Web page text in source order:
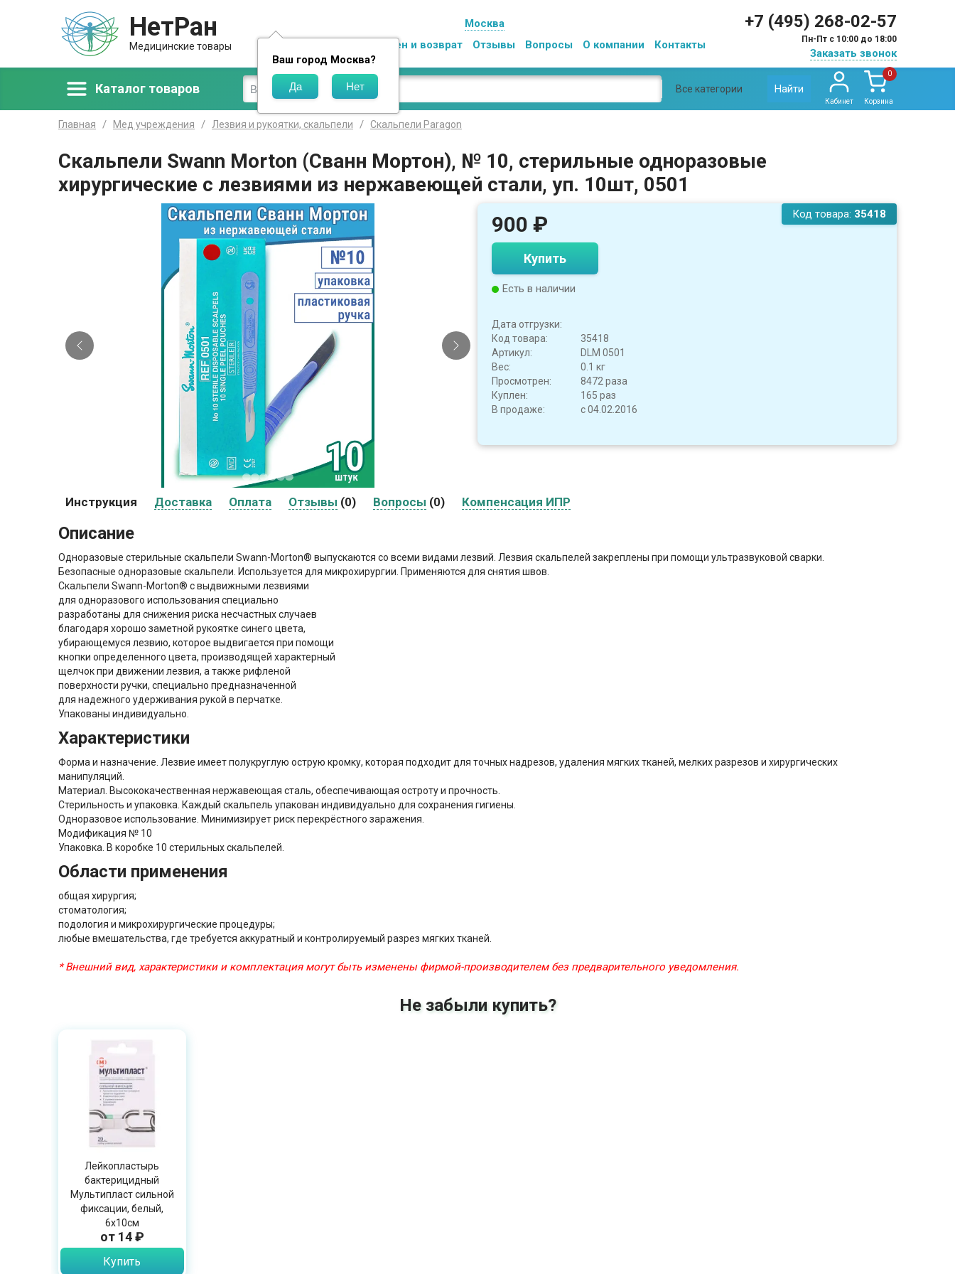
НетРан
Медицинские товары
Москва
Ваш город Москва?
Обмен и возврат Отзывы Вопросы О компании Контакты
+7 (495) 268-02-57
Пн-Пт с 10:00 до 18:00
Заказать звонок
Каталог товаров Все категории Найти
Кабинет
0
Корзина
Главная Мед учреждения Лезвия и рукоятки, скальпели Скальпели Paragon
Скальпели Swann Morton (Сванн Мортон), № 10, стерильные одноразовые
хирургические с лезвиями из нержавеющей стали, уп. 10шт, 0501
Код товара: 35418
900 ₽
Купить
Есть в наличии
Дата отгрузки:
Код товара:
35418
Артикул:
DLM 0501
Вес:
0.1 кг
Просмотрен:
8472 раза
Куплен:
165 раз
В продаже:
с 04.02.2016
Инструкция Доставка Оплата Отзывы (0) Вопросы (0) Компенсация ИПР
Описание
Одноразовые стерильные скальпели Swann-Morton® выпускаются со всеми видами лезвий. Лезвия скальпелей закреплены при помощи ультразвуковой сварки.
Безопасные одноразовые скальпели. Используется для микрохирургии. Применяются для снятия швов.
Скальпели Swann-Morton® с выдвижными лезвиями
для одноразового использования специально
разработаны для снижения риска несчастных случаев
благодаря хорошо заметной рукоятке синего цвета,
убирающемуся лезвию, которое выдвигается при помощи
кнопки определенного цвета, производящей характерный
щелчок при движении лезвия, а также рифленой
поверхности ручки, специально предназначенной
для надежного удерживания рукой в перчатке.
Упакованы индивидуально.
Характеристики
Форма и назначение. Лезвие имеет полукруглую острую кромку, которая подходит для точных надрезов, удаления мягких тканей, мелких разрезов и хирургических
манипуляций.
Материал. Высококачественная нержавеющая сталь, обеспечивающая остроту и прочность.
Стерильность и упаковка. Каждый скальпель упакован индивидуально для сохранения гигиены.
Одноразовое использование. Минимизирует риск перекрёстного заражения.
Модификация № 10
Упаковка. В коробке 10 стерильных скальпелей.
Области применения
общая хирургия;
стоматология;
подология и микрохирургические процедуры;
любые вмешательства, где требуется аккуратный и контролируемый разрез мягких тканей.
* Внешний вид, характеристики и комплектация могут быть изменены фирмой-производителем без предварительного уведомления.
Не забыли купить?
Лейкопластырь
бактерицидный
Мультипласт сильной
фиксации, белый,
6х10см
от 14 ₽
Купить